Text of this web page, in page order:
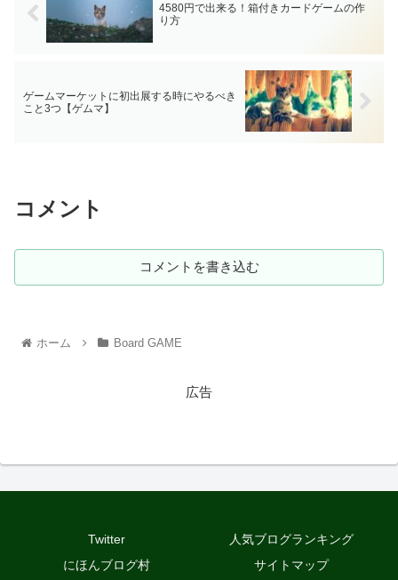
4580円で出来る！箱付きカードゲームの作
り方
ゲームマーケットに初出展する時にやるべき
こと3つ【ゲムマ】
コメント
コメントを書き込む
ホーム Board GAME
広告
Twitter
人気ブログランキング
にほんブログ村
サイトマップ